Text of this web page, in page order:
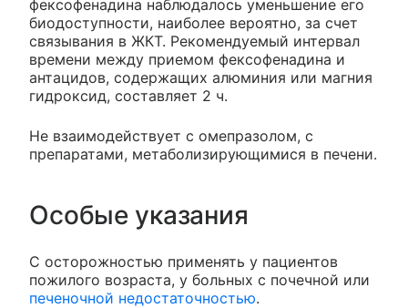
фексофенадина наблюдалось уменьшение его
биодоступности, наиболее вероятно, за счет
связывания в ЖКТ. Рекомендуемый интервал
времени между приемом фексофенадина и
антацидов, содержащих алюминия или магния
гидроксид, составляет 2 ч.
Не взаимодействует с омепразолом, с
препаратами, метаболизирующимися в печени.
Особые указания
С осторожностью применять у пациентов
пожилого возраста, у больных с почечной или
печеночной недостаточностью.